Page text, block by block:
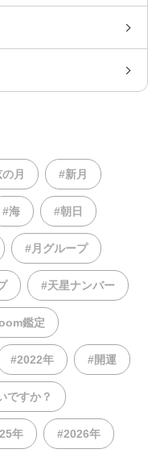
月 #新月
#海 #朝日
#月グループ
#天星ナンバー
鑑定
#2022年 #開運
ですか？
年 #2026年